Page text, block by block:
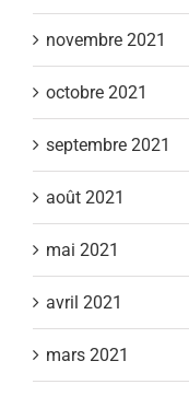
novembre 2021
octobre 2021
septembre 2021
août 2021
mai 2021
avril 2021
mars 2021